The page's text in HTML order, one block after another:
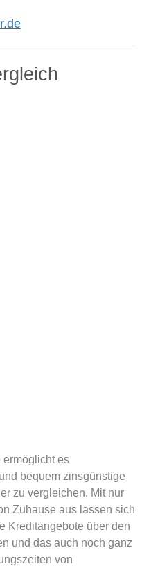
ermöglicht es
bequem zinsgünstige
zu vergleichen. Mit nur
Zuhause aus lassen sich
Kreditangebote über den
und das auch noch ganz
von